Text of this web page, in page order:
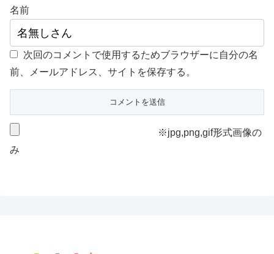
名前
次回のコメントで使用するためブラウザーに自分の名
前、メールアドレス、サイトを保存する。
※jpg,png,gif形式画像の
み